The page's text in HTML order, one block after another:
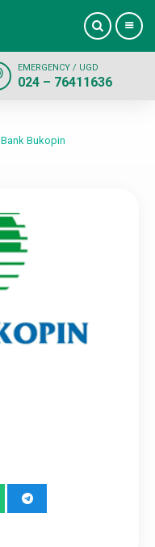
EMERGENCY / UGD
024 – 76411636
Bank Bukopin